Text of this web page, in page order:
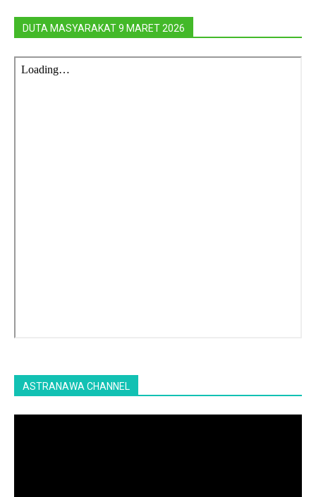
DUTA MASYARAKAT 9 MARET 2026
ASTRANAWA CHANNEL